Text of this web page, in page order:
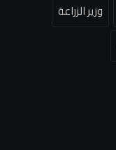
وزير الزراعة